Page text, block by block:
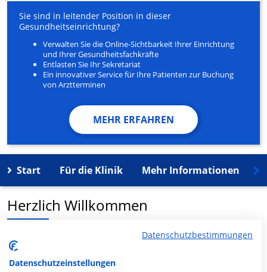
Sie sind in leitender Position in dieser
Gesundheitseinrichtung?
Verwalten Sie die Online-Sichtbarkeit Ihrer Einrichtung
und Ihrer Gesundheitsfachkräfte
Entlasten Sie Ihr Sekretariat
Ein innovativer Service für Ihre Patienten zur Buchung
von Arztterminen
MEHR ERFAHREN
Start Für die Klinik Mehr Informationen
Herzlich Willkommen
IntegraMed GmbH MVZ Neurochirurgie in der Gerhard-
Kienle-Weg 4 ist ein medizinisches Versorgungszentrum
in Herdecke.
Datenschutzbestimmungen
Datenschutzeinstellungen